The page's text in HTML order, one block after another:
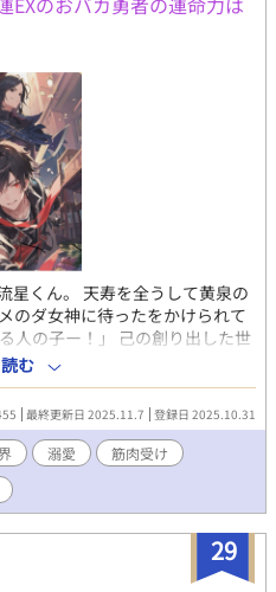
星くん。 天寿を全うして黄泉の
のダ女神に待ったをかけられて
人の子ー！」 己の創り出した世
ぎてこのままじゃ神も超えてし
ク！シカジカ！な理由を聞き神
ー！！人の子ー！！お礼にたっ
！こんなステータスを持ってる
だけ徳を積んだのよ！？」 最
ール魔王様 vs 幸
の2人がズッキュンバッコンで
ディーファイッ！！
む
最終更新日 2025.11.7 登録日 2025.10.31
溺愛
筋肉受け
29